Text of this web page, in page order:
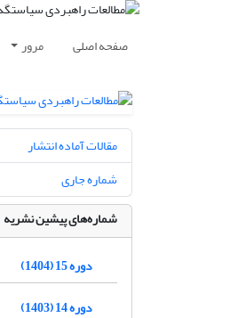
صفحه اصلی مرور
مقالات آماده انتشار
شماره جاری
شماره‌های پیشین نشریه
دوره 15 (1404)
دوره 14 (1403)